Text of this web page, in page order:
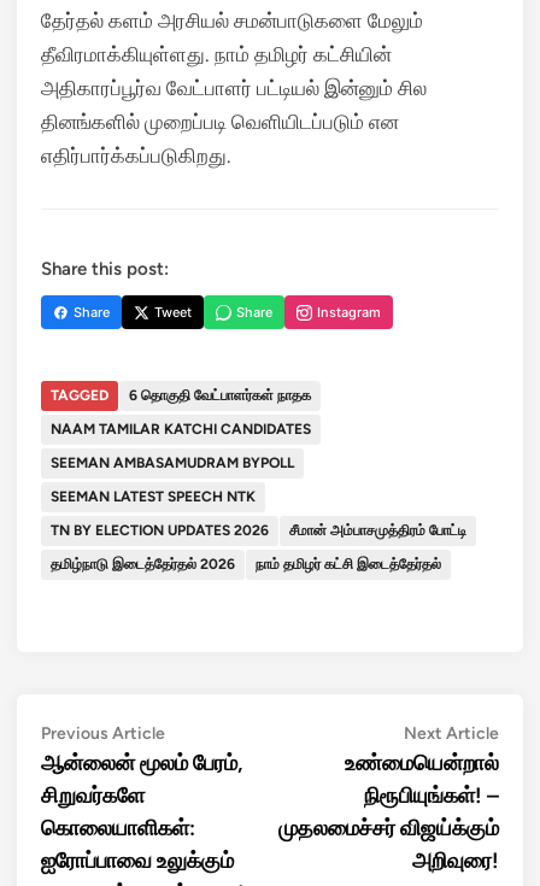
தேர்தல் களம் அரசியல் சமன்பாடுகளை மேலும்
தீவிரமாக்கியுள்ளது. நாம் தமிழர் கட்சியின்
அதிகாரப்பூர்வ வேட்பாளர் பட்டியல் இன்னும் சில
தினங்களில் முறைப்படி வெளியிடப்படும் என
எதிர்பார்க்கப்படுகிறது.
Share this post:
Share Tweet Share Instagram
TAGGED
6 தொகுதி வேட்பாளர்கள் நாதக
NAAM TAMILAR KATCHI CANDIDATES
SEEMAN AMBASAMUDRAM BYPOLL
SEEMAN LATEST SPEECH NTK
TN BY ELECTION UPDATES 2026
சீமான் அம்பாசமுத்திரம் போட்டி
தமிழ்நாடு இடைத்தேர்தல் 2026
நாம் தமிழர் கட்சி இடைத்தேர்தல்
Post
navigation
Previous ArticlePrevious
article:
ஆன்லைன் மூலம் பேரம்,
சிறுவர்களே
கொலையாளிகள்:
ஐரோப்பாவை உலுக்கும்
Next ArticleNext
உண்மையென்றால்
நிரூபியுங்கள்! –
முதலமைச்சர் விஜய்க்கும்
அறிவுரை!